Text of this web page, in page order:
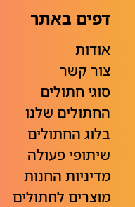
דפים באתר
אודות
צור קשר
סוגי חתולים
החתולים שלנו
בלוג החתולים
שיתופי פעולה
מדיניות החנות
מוצרים לחתולים